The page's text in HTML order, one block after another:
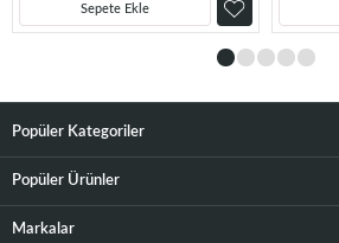
Sepete Ekle
Popüler Kategoriler
Popüler Ürünler
Markalar